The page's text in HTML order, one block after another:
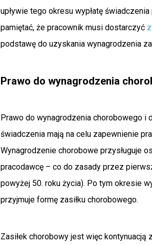
upływie tego okresu wypłatę
pamiętać, że pracownik musi dostarczyć
podstawę do uzyskania wynagrodzenia
Prawo do wynagrodzenia
Prawo do wynagrodzenia chorobowego i
świadczenia mają na celu zapewnienie
Wynagrodzenie chorobowe przysługuje
pracodawcę – co do zasady przez
powyżej 50. roku życia). Po tym okresie
przyjmuje formę zasiłku chorobowego.
Zasiłek chorobowy jest więc